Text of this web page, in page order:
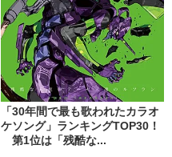
「30年間で最も歌われたカラオ
ケソング」ランキングTOP30！
第1位は「残酷な...